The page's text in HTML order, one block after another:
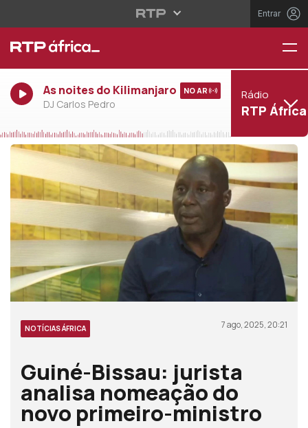
Entrar
As noites do Kilimanjaro
DJ Carlos Pedro
NO AR Rádio
RTP África
NOTÍCIAS ÁFRICA 7 ago, 2025, 20:21
Guiné-Bissau: jurista
analisa nomeação do
novo primeiro-ministro